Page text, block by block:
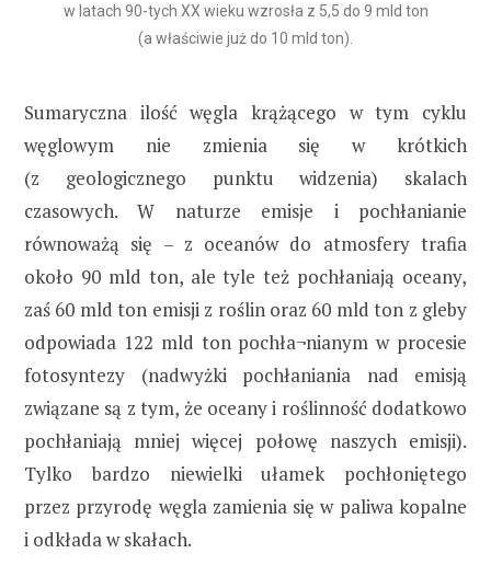
w latach 90-tych XX wieku wzrosła z 5,5 do 9 mld ton
(a właściwie już do 10 mld ton).
Sumaryczna ilość węgla krążącego w tym cyklu
węglowym nie zmienia się w krótkich
(z geologicznego punktu widzenia) skalach
czasowych. W naturze emisje i pochłanianie
równoważą się – z oceanów do atmosfery trafia
około 90 mld ton, ale tyle też pochłaniają oceany,
zaś 60 mld ton emisji z roślin oraz 60 mld ton z gleby
odpowiada 122 mld ton pochła¬nianym w procesie
fotosyntezy (nadwyżki pochłaniania nad emisją
związane są z tym, że oceany i roślinność dodatkowo
pochłaniają mniej więcej połowę naszych emisji).
Tylko bardzo niewielki ułamek pochłoniętego
przez przyrodę węgla zamienia się w paliwa kopalne
i odkłada w skałach.